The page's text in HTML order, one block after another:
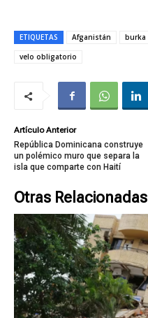
ETIQUETAS Afganistán burka
velo obligatorio
Artículo Anterior
República Dominicana construye
un polémico muro que separa la
isla que comparte con Haití
Otras Relacionadas